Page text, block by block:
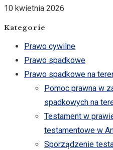
10 kwietnia 2026
Kategorie
Prawo cywilne
Prawo spadkowe
Prawo spadkowe na
Pomoc prawna w
spadkowych na
Testament w
testamentowe w
Sporządzenie